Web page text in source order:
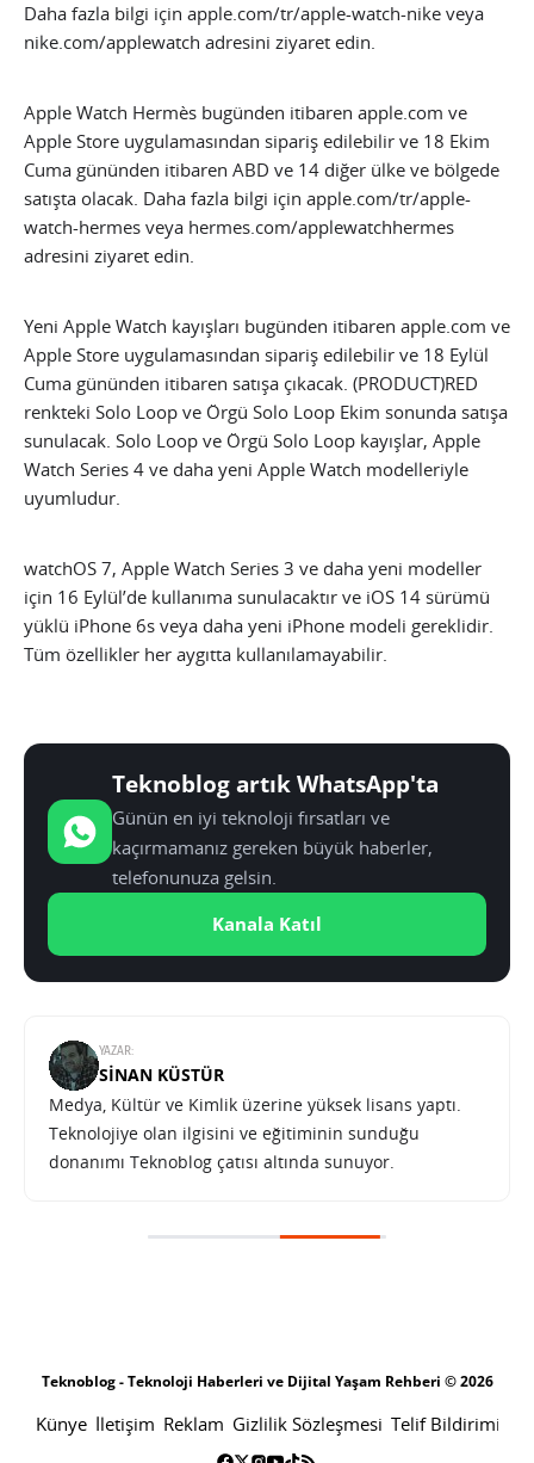
Daha fazla bilgi için apple.com/tr/apple-watch-nike veya
nike.com/applewatch adresini ziyaret edin.
Apple Watch Hermès bugünden itibaren apple.com ve
Apple Store uygulamasından sipariş edilebilir ve 18 Ekim
Cuma gününden itibaren ABD ve 14 diğer ülke ve bölgede
satışta olacak. Daha fazla bilgi için apple.com/tr/apple-
watch-hermes veya hermes.com/applewatchhermes
adresini ziyaret edin.
Yeni Apple Watch kayışları bugünden itibaren apple.com ve
Apple Store uygulamasından sipariş edilebilir ve 18 Eylül
Cuma gününden itibaren satışa çıkacak. (PRODUCT)RED
renkteki Solo Loop ve Örgü Solo Loop Ekim sonunda satışa
sunulacak. Solo Loop ve Örgü Solo Loop kayışlar, Apple
Watch Series 4 ve daha yeni Apple Watch modelleriyle
uyumludur.
watchOS 7, Apple Watch Series 3 ve daha yeni modeller
için 16 Eylül’de kullanıma sunulacaktır ve iOS 14 sürümü
yüklü iPhone 6s veya daha yeni iPhone modeli gereklidir.
Tüm özellikler her aygıtta kullanılamayabilir.
Teknoblog artık WhatsApp'ta
Günün en iyi teknoloji fırsatları ve
kaçırmamanız gereken büyük haberler,
telefonunuza gelsin.
Kanala Katıl
YAZAR:
SINAN KÜSTÜR
Medya, Kültür ve Kimlik üzerine yüksek lisans yaptı.
Teknolojiye olan ilgisini ve eğitiminin sunduğu
donanımı Teknoblog çatısı altında sunuyor.
11’e Oppo yorumu [Video]
SABRI KÜSTÜR 15 EYLÜL 2020 19:13 PAYLAŞ: